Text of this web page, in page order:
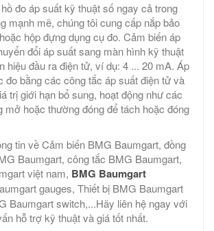
đo áp suất kỹ thuật số ngay cả trong
mạnh mẽ, chúng tôi cung cấp nắp bảo
hộp đựng dụng cụ đo. Cảm biến áp
đổi áp suất sang màn hình kỹ thuật
hiệu đầu ra điện tử, ví dụ: 4 ... 20 mA. Áp
đo bằng các công tắc áp suất điện tử và
trị giới hạn bổ sung, hoạt động như các
mở hoặc thường đóng để tách hoặc đóng
tin về Cảm biến BMG Baumgart, đồng
Baumgart, công tắc BMG Baumgart,
việt nam, BMG Baumgart
gauges, Thiết bị BMG Baumgart
Baumgart switch,...Hãy liên hệ ngay với
hỗ trợ kỹ thuật và giá tốt nhất.